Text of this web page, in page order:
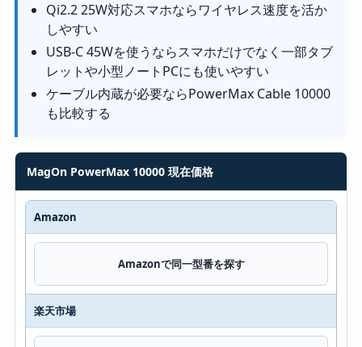
Qi2.2 25W対応スマホならワイヤレス速度を活か
しやすい
USB-C 45Wを使うならスマホだけでなく一部タブ
レットや小型ノートPCにも使いやすい
ケーブル内蔵が必要ならPowerMax Cable 10000
も比較する
MagOn PowerMax 10000 現在価格
販売先
Amazon
Amazonで同一型番を探す
楽天市場